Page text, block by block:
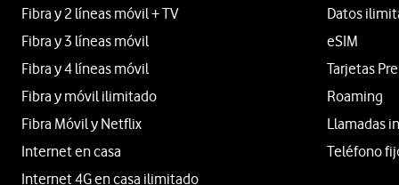
Fibra y 2 líneas móvil + TV
Fibra y 3 líneas móvil
Fibra y 4 líneas móvil
Fibra y móvil ilimitado
Fibra Móvil y Netflix
Internet en casa
Internet 4G en casa ilimitado
Datos
eSIM
Tarjetas
Roaming
Llamadas
Teléfono